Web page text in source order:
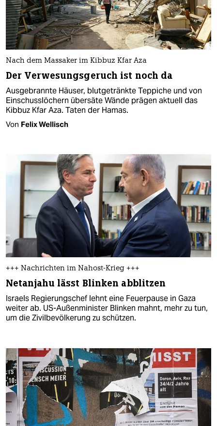
Nach dem Massaker im Kibbuz Kfar Aza
Der Verwesungsgeruch ist noch da
Ausgebrannte Häuser, blutgetränkte Teppiche und von
Einschusslöchern übersäte Wände prägen aktuell das
Kibbuz Kfar Aza. Taten der Hamas.
Von Felix Wellisch
+++ Nachrichten im Nahost-Krieg +++
Netanjahu lässt Blinken abblitzen
Israels Regierungschef lehnt eine Feuerpause in Gaza
weiter ab. US-Außenminister Blinken mahnt, mehr zu tun,
um die Zivilbevölkerung zu schützen.